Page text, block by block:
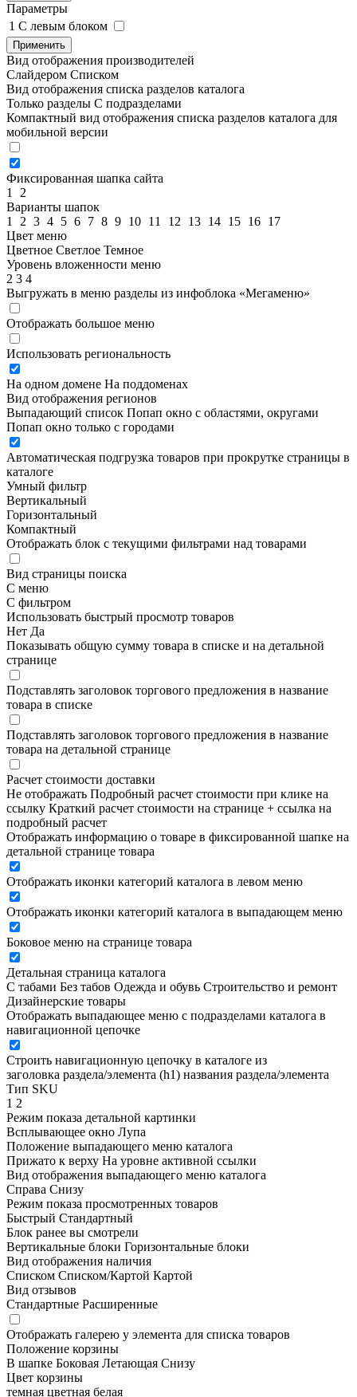
Параметры
1 C левым блоком
Применить
Вид отображения производителей
Слайдером Списком
Вид отображения списка разделов каталога
Только разделы С подразделами
Компактный вид отображения списка разделов каталога для
мобильной версии
Фиксированная шапка сайта
1
2
Варианты шапок
1
2 3 4 5 6 7 8 9 10 11 12 13 14 15 16 17
Цвет меню
Цветное Светлое Темное
Уровень вложенности меню
2 3 4
Выгружать в меню разделы из инфоблока «Мегаменю»
Отображать большое меню
Использовать региональность
На одном домене На поддоменах
Вид отображения регионов
Выпадающий список Попап окно c областями, округами
Попап окно только с городами
Автоматическая подгрузка товаров при прокрутке страницы в
каталоге
Умный фильтр
Вертикальный
Горизонтальный
Компактный
Отображать блок с текущими фильтрами над товарами
Вид страницы поиска
С меню
С фильтром
Использовать быстрый просмотр товаров
Нет Да
Показывать общую сумму товара в списке и на детальной
странице
Подставлять заголовок торгового предложения в название
товара в списке
Подставлять заголовок торгового предложения в название
товара на детальной странице
Расчет стоимости доставки
Не отображать Подробный расчет стоимости при клике на
ссылку Краткий расчет стоимости на странице + ссылка на
подробный расчет
Отображать информацию о товаре в фиксированной шапке на
детальной странице товара
Отображать иконки категорий каталога в левом меню
Отображать иконки категорий каталога в выпадающем меню
Боковое меню на странице товара
Детальная страница каталога
С табами Без табов Одежда и обувь Строительство и ремонт
Дизайнерские товары
Отображать выпадающее меню с подразделами каталога в
навигационной цепочке
Строить навигационную цепочку в каталоге из
заголовка раздела/элемента (h1) названия раздела/элемента
Тип SKU
1 2
Режим показа детальной картинки
Всплывающее окно Лупа
Положение выпадающего меню каталога
Прижато к верху На уровне активной ссылки
Вид отображения выпадающего меню каталога
Справа Снизу
Режим показа просмотренных товаров
Быстрый Стандартный
Блок ранее вы смотрели
Вертикальные блоки Горизонтальные блоки
Вид отображения наличия
Списком Списком/Картой Картой
Вид отзывов
Стандартные Расширенные
Отображать галерею у элемента для списка товаров
Положение корзины
В шапке Боковая Летающая Снизу
Цвет корзины
темная цветная белая